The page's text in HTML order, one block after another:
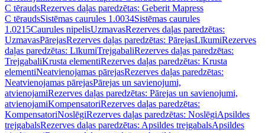
C tēraudsRezerves daļas paredzētas: Geberit Mapress
C tēraudsSistēmas caurules 1.0034Sistēmas caurules
1.0215Caurules nipelisUzmavasRezerves daļas paredzētas:
UzmavasPārejasRezerves daļas paredzētas: PārejasLīkumiRezerves
daļas paredzētas: LīkumiTrejgabaliRezerves daļas paredzētas:
TrejgabaliKrusta elementiRezerves daļas paredzētas: Krusta
elementiNeatvienojamas pārejasRezerves daļas paredzētas:
Neatvienojamas pārejasPārejas un savienojumi,
atvienojamiRezerves daļas paredzētas: Pārejas un savienojumi,
atvienojamiKompensatoriRezerves daļas paredzētas:
KompensatoriNoslēgiRezerves daļas paredzētas: NoslēgiApsildes
trejgabalsRezerves daļas paredzētas: Apsildes trejgabalsApsildes